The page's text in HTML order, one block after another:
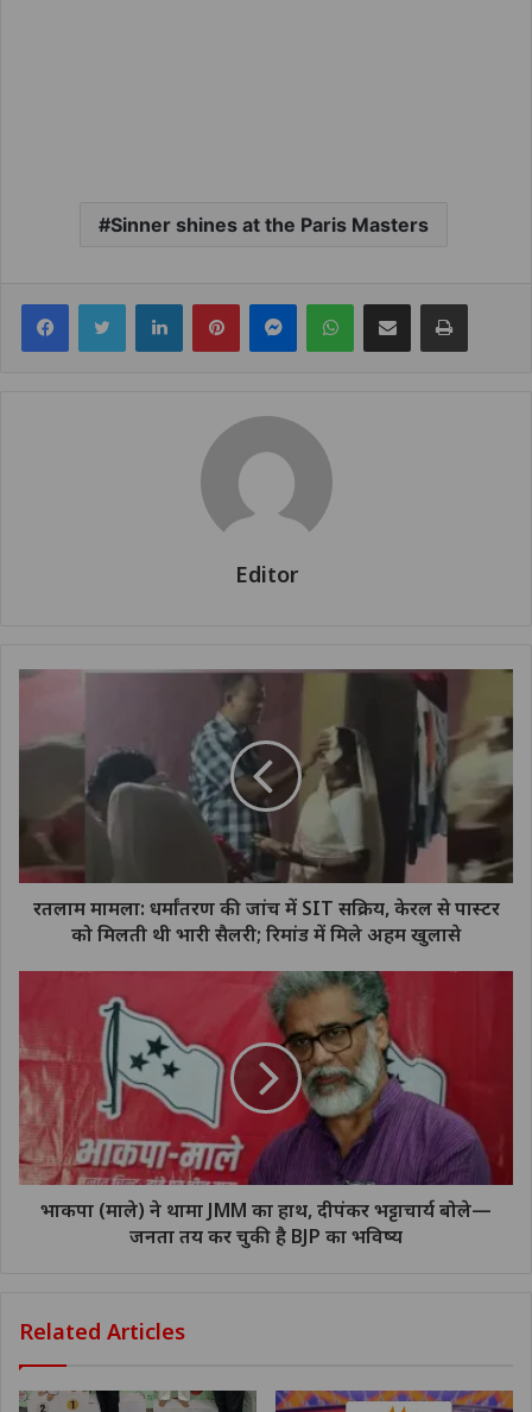
Sinner shines at the Paris Masters
FacebookTwitter LinkedInPinterestMessengerWhatsAppShare via Email Print
Editor
रतलाम मामला: धर्मांतरण की जांच में SIT सक्रिय, केरल से पास्टर
को मिलती थी भारी सैलरी; रिमांड में मिले अहम खुलासे
भाकपा (माले) ने थामा JMM का हाथ, दीपंकर भट्टाचार्य बोले—
जनता तय कर चुकी है BJP का भविष्य
Related Articles